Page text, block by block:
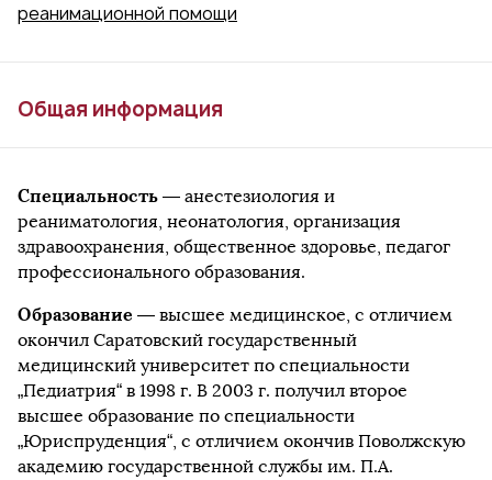
реанимационной помощи
Общая информация
Специальность — анестезиология и
реаниматология, неонатология, организация
здравоохранения, общественное здоровье, педагог
профессионального образования.
Образование — высшее медицинское, с отличием
окончил Саратовский государственный
медицинский университет по специальности
„Педиатрия“ в 1998 г. В 2003 г. получил второе
высшее образование по специальности
„Юриспруденция“, с отличием окончив Поволжскую
академию государственной службы им. П.А.